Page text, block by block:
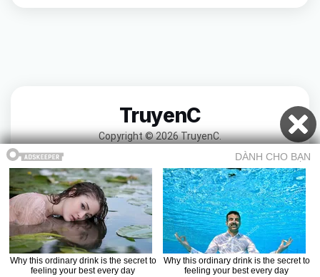
Trở về truyện Chương trước Mục lục Chương sau Truyện ma
TruyenC
Copyright © 2026 TruyenC.